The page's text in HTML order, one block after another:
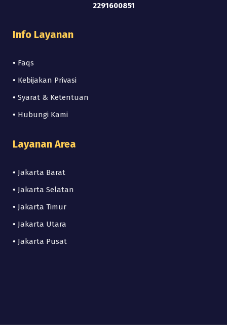
2291600851
Info Layanan
• Faqs
• Kebijakan Privasi
• Syarat & Ketentuan
• Hubungi Kami
Layanan Area
• Jakarta Barat
• Jakarta Selatan
• Jakarta Timur
• Jakarta Utara
• Jakarta Pusat